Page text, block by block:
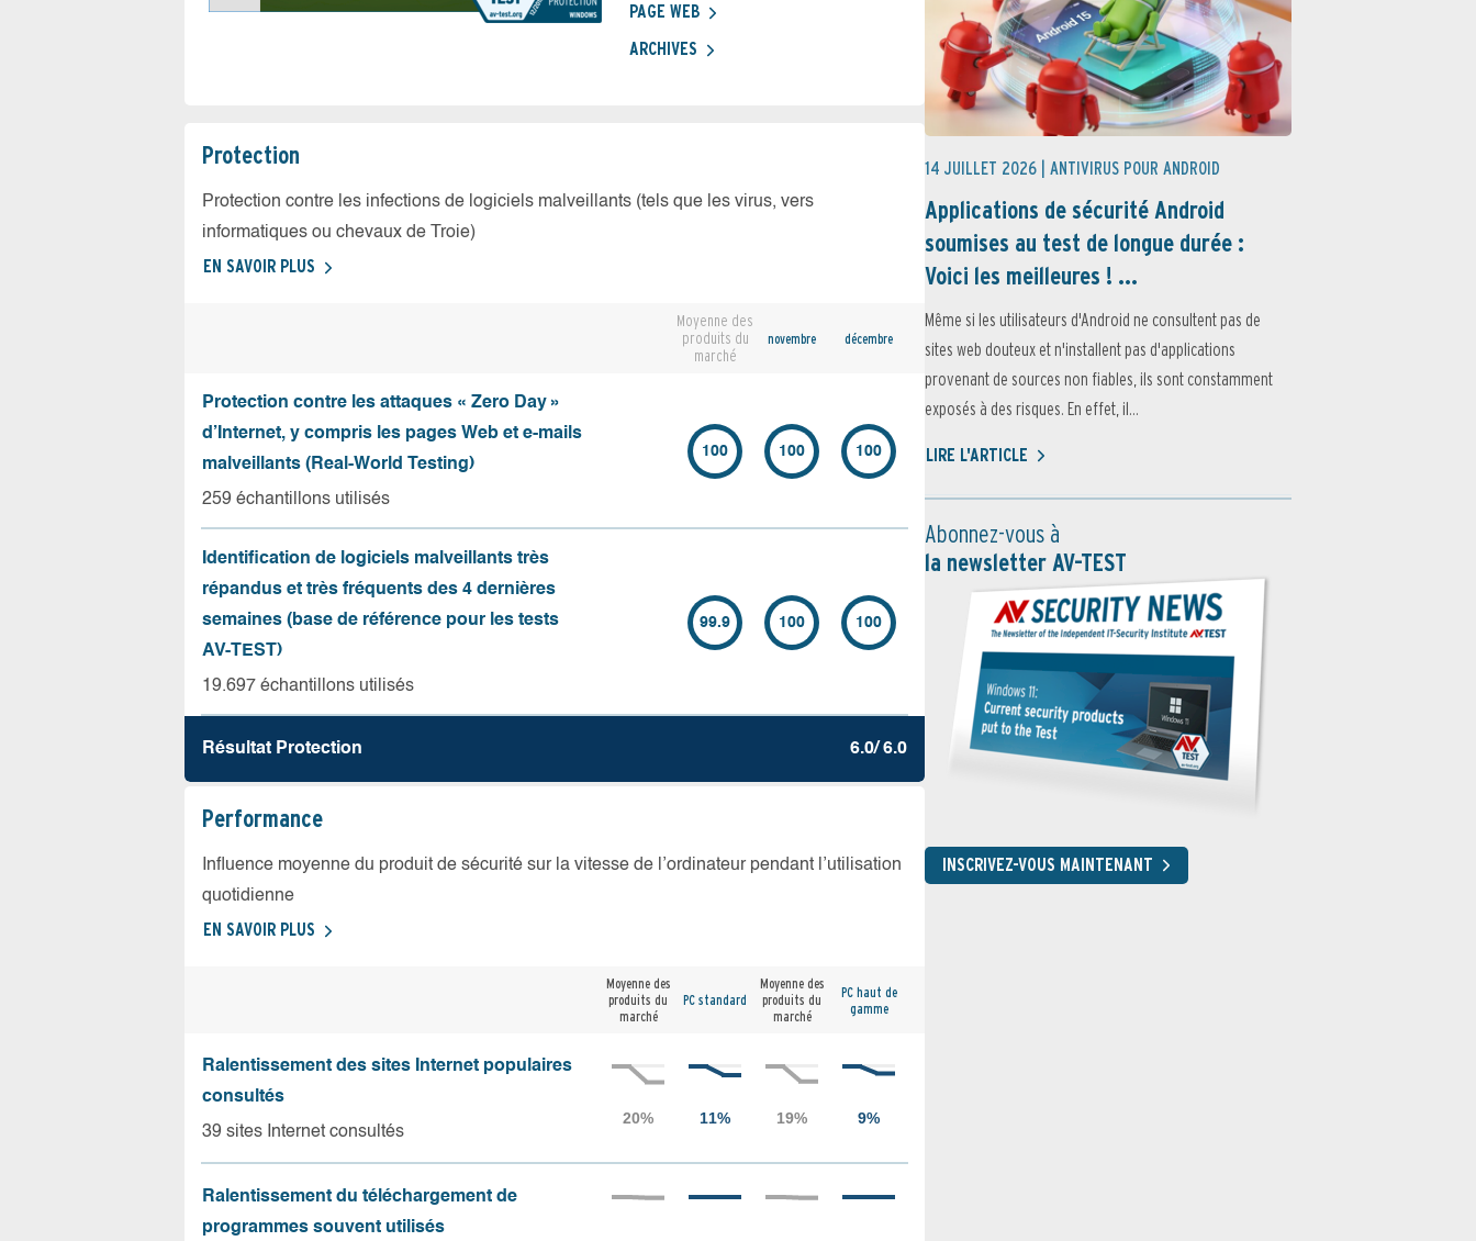
PAGE WEB
ARCHIVES
Protection
Protection contre les infections de logiciels malveillants (tels que les virus, vers
informatiques ou chevaux de Troie)
EN SAVOIR PLUS
Moyenne des
produits du
marché
novembre décembre
Protection contre les attaques « Zero Day »
d’Internet, y compris les pages Web et e-mails
malveillants (Real-World Testing)
259 échantillons utilisés
100 100 100
Identification de logiciels malveillants très
répandus et très fréquents des 4 dernières
semaines (base de référence pour les tests
AV-TEST)
19.697 échantillons utilisés
99.9 100 100
Résultat Protection 6.0/ 6.0
Performance
Influence moyenne du produit de sécurité sur la vitesse de l’ordinateur pendant l’utilisation
quotidienne
EN SAVOIR PLUS
Moyenne des
produits du
marché
PC standard
Moyenne des
produits du
marché
PC haut de
gamme
Ralentissement des sites Internet populaires
consultés
39 sites Internet consultés
Ralentissement du téléchargement de
programmes souvent utilisés
14 JUILLET 2026 | ANTIVIRUS POUR ANDROID
Applications de sécurité Android
soumises au test de longue durée :
Voici les meilleures ! ...
Même si les utilisateurs d'Android ne consultent pas de
sites web douteux et n'installent pas d'applications
provenant de sources non fiables, ils sont constamment
exposés à des risques. En effet, il...
LIRE L'ARTICLE
Abonnez-vous à
la newsletter AV-TEST
INSCRIVEZ-VOUS MAINTENANT